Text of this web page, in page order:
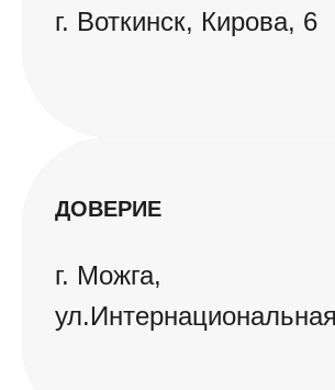
г. Воткинск, Кирова, 6
ДОВЕРИЕ
г. Можга,